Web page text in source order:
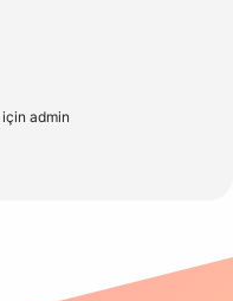
için admin